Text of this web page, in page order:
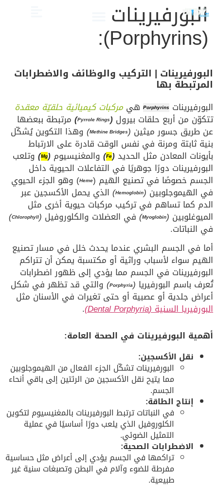
البورفيرينات
(Porphyrins):
البورفيرينات | التركيب والوظائف والاضطرابات
المرتبطة بها
البورفيرينات Porphyrins هي مركبات كيميائية حلقيّة معقدة
تتكوّن من أربع حلقات بيرول (
Pyrrole Rings
) مرتبطة ببعضها
عن طريق جسور ميثين (
Methine Bridges
) وهذا التكوين يُشكّل
بنية ثابتة ومرنة في نفس الوقت قادرة على الارتباط
بأيونات المعادن مثل الحديد(
Fe
) والمغنيسيوم (
Mg
) وتلعب
البورفيرينات دورًا جوهريًا في التفاعلات الحيوية داخل
الجسم خصوصًا في تصنيع الهيم (Heme) وهو الجزء الحيوي
في الهيموجلوبين (
Hemoglobin
) الذي يحمل الأكسجين عبر
الدم كما تساهم في تركيب مركبات حيوية أخرى مثل
الميوغلوبين (
Myoglobin
) في العضلات والكلوروفيل (
Chlorophyll
)
في النباتات.
أما في الجسم البشري عندما يحدث خلل في مسار تصنيع
الهيم سواء لأسباب وراثية أو مكتسبة يمكن أن تتراكم
البورفيرينات في الجسم مما يؤدي إلى ظهور اضطرابات
تُعرف باسم البورفيريا (
Porphyria
) والتي قد تظهر في شكل
أعراض جلدية أو عصبية أو حتى تغيرات في الأسنان مثل
البورفيريا السنية(Dental Porphyria)
.
أهمية البورفيرينات في الصحة العامة:
نقل الأكسجين:
البورفيرينات تشكّل الجزء الفعال من الهيموجلوبين
مما يتيح نقل الأكسجين من الرئتين إلى باقي أنحاء
الجسم.
إنتاج الطاقة:
في النباتات ترتبط البورفيرينات بالمغنيسيوم لتكوين
الكلوروفيل الذي يلعب دورًا أساسيًا في عملية
التمثيل الضوئي.
الاضطرابات الصحية:
تراكمها في الجسم يؤدي إلى أعراض مثل حساسية
مفرطة للضوء وآلام في البطن وتصبغات سنية غير
طبيعية.